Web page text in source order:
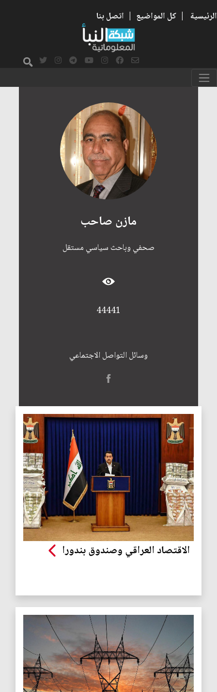
الرئيسية | كل المواضيع | اتصل بنا
مازن صاحب
صحفي وباحث سياسي مستقل
44441
وسائل التواصل الاجتماعي
الاقتصاد العراقي وصندوق بندورا